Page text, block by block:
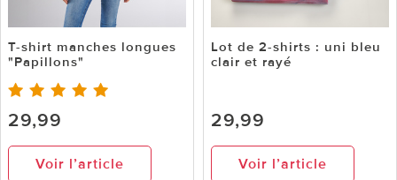
T-shirt manches longues
"Papillons"
29,99
Voir l’article
Lot de 2-shirts : uni bleu
clair et rayé
29,99
Voir l’article